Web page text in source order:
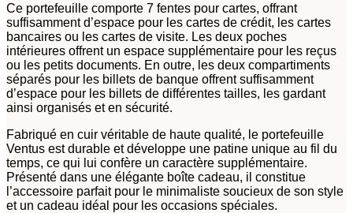
Ce portefeuille comporte 7 fentes pour cartes, offrant
suffisamment d’espace pour les cartes de crédit, les cartes
bancaires ou les cartes de visite. Les deux poches
intérieures offrent un espace supplémentaire pour les reçus
ou les petits documents. En outre, les deux compartiments
séparés pour les billets de banque offrent suffisamment
d’espace pour les billets de différentes tailles, les gardant
ainsi organisés et en sécurité.
Fabriqué en cuir véritable de haute qualité, le portefeuille
Ventus est durable et développe une patine unique au fil du
temps, ce qui lui confère un caractère supplémentaire.
Présenté dans une élégante boîte cadeau, il constitue
l’accessoire parfait pour le minimaliste soucieux de son style
et un cadeau idéal pour les occasions spéciales.